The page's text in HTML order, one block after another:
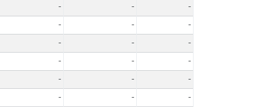
- -
-
- -
-
- -
-
- -
-
- -
-
- -
-